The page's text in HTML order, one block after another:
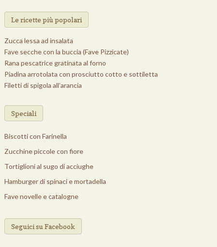
Le ricette più popolari
Zucca lessa ad insalata
Fave secche con la buccia (Fave Pizzicate)
Rana pescatrice gratinata al forno
Piadina arrotolata con prosciutto cotto e sottiletta
Filetti di spigola all’arancia
Speciali
Biscotti con Farinella
Zucchine piccole con fiore
Tortiglioni al sugo di acciughe
Hamburger di spinaci e mortadella
Fave novelle e catalogne
Seguici su Facebook